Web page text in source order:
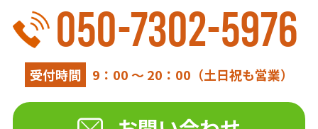
050-7302-5976
受付時間 9：00 ～ 20：00（土日祝も営業）